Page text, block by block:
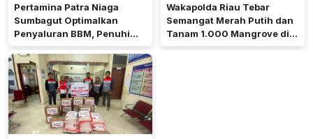
Pertamina Patra Niaga
Sumbagut Optimalkan
Penyaluran BBM, Penuhi
Kebutuhan Masyarakat Riau
Wakapolda Riau Tebar
Semangat Merah Putih dan
Tanam 1.000 Mangrove di
Pulau Terluar Rupat